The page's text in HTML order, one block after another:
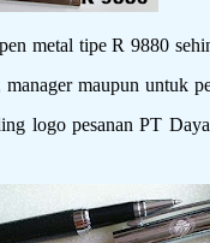
metal tipe R 9880
manager maupun untuk
logo pesanan PT